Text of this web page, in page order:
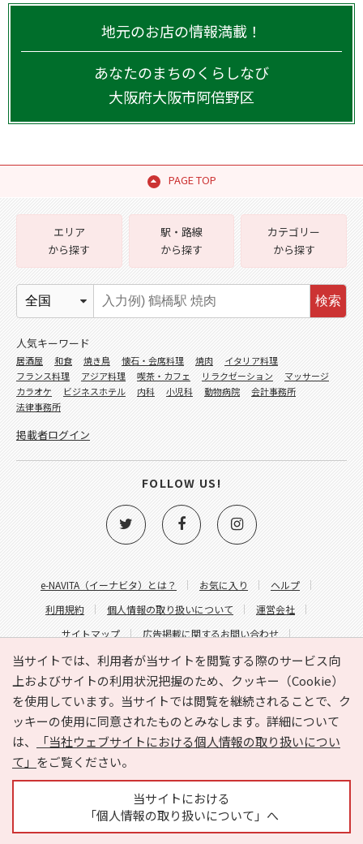
地元のお店の情報満載！
あなたのまちのくらしなび
大阪府大阪市阿倍野区
PAGE TOP
当サイトでは、利用者が当サイトを閲覧する際のサービス向
上およびサイトの利用状況把握のため、クッキー（Cookie）
を使用しています。当サイトでは閲覧を継続されることで、ク
ッキーの使用に同意されたものとみなします。詳細について
は、
「当社ウェブサイトにおける個人情報の取り扱いについ
て」 をご覧ください。
当サイトにおける
「個人情報の取り扱いについて」へ
e-NAVITA（イーナビタ）とは？ お気に入り
ヘルプ
利用規約
個人情報の取り扱いについて
運営会社
サイトマップ
広告掲載に関するお問い合わせ
サイトの内容に関するお問い合わせ
エリア
から探す
駅・路線
から探す
カテゴリー
から探す
検索
人気キーワード
居酒屋 和食 焼き鳥 懐石・会席料理 焼肉
イタリア料理
フランス料理
アジア料理 喫茶・カフェ リラクゼーション
マッサージ
カラオケ
ビジネスホテル 内科 小児科 動物病院
会計事務所
法律事務所
掲載者ログイン
FOLLOW US!
Copyright © HYOJITO.Co.,Ltd. All Rights Reserved.